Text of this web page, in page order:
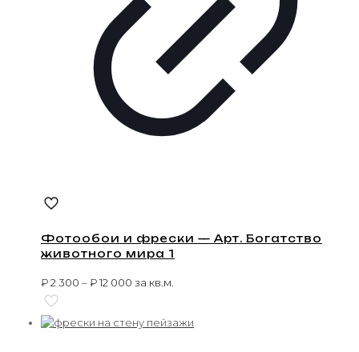
Фотообои и фрески — Арт. Богатство
животного мира 1
₽2 300 –₽12 000 за кв.м.